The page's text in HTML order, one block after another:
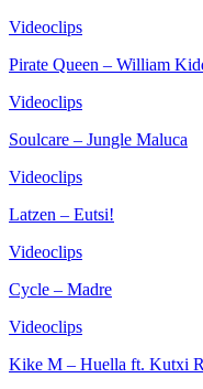
Videoclips
Pirate Queen – William
Videoclips
Soulcare – Jungle Maluca
Videoclips
Latzen – Eutsi!
Videoclips
Cycle – Madre
Videoclips
Kike M – Huella ft. Kutxi